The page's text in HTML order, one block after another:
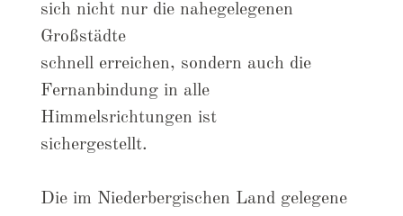
sich nicht nur die nahegelegenen
Großstädte
schnell erreichen, sondern auch die
Fernanbindung in alle
Himmelsrichtungen ist
sichergestellt.
Die im Niederbergischen Land gelegene